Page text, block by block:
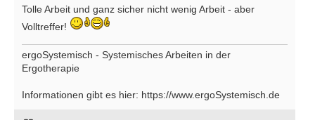
Tolle Arbeit und ganz sicher nicht wenig Arbeit - aber
Volltreffer!
ergoSystemisch - Systemisches Arbeiten in der
Ergotherapie
Informationen gibt es hier: https://www.ergoSystemisch.de